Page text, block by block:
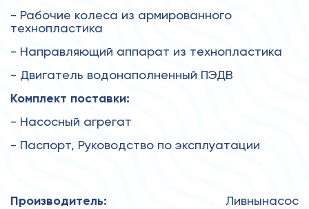
- Рабочие колеса из армированного
технопластика
- Направляющий аппарат из технопластика
- Двигатель водонаполненный ПЭДВ
Комплект поставки:
- Насосный агрегат
- Паспорт, Руководство по эксплуатации
Производитель: Ливнынасос